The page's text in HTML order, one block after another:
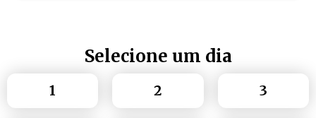
Selecione um dia
1 2 3